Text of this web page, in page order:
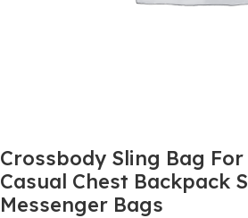
Crossbody Sling Bag For
Casual Chest Backpack
Messenger Bags